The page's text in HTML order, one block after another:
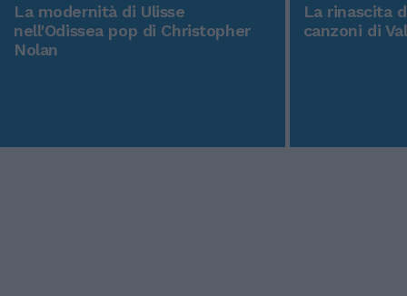
La modernità di Ulisse
nell'Odissea pop di Christopher
Nolan
La rinascita
canzoni di